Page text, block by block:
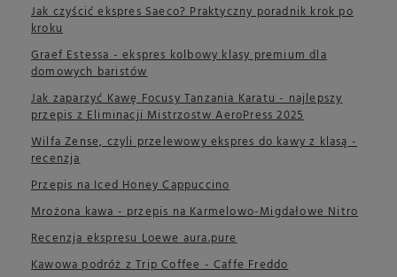
Jak czyścić ekspres Saeco? Praktyczny poradnik krok po
kroku
Graef Estessa - ekspres kolbowy klasy premium dla
domowych baristów
Jak zaparzyć Kawę Focusy Tanzania Karatu - najlepszy
przepis z Eliminacji Mistrzostw AeroPress 2025
Wilfa Zense, czyli przelewowy ekspres do kawy z klasą -
recenzja
Przepis na Iced Honey Cappuccino
Mrożona kawa - przepis na Karmelowo-Migdałowe Nitro
Recenzja ekspresu Loewe aura.pure
Kawowa podróż z Trip Coffee - Caffe Freddo